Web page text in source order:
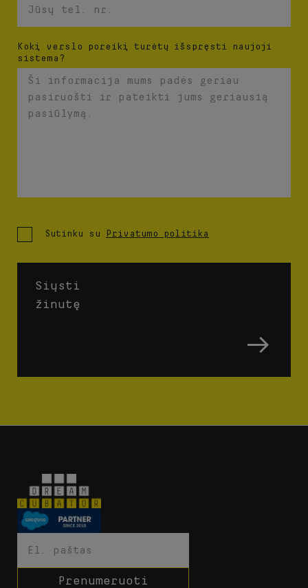
Kokį verslo poreikį turėtų išspręsti naujoji
sistema?
Sutinku su Privatumo politika
Siųsti
žinutę
Prenumeruoti